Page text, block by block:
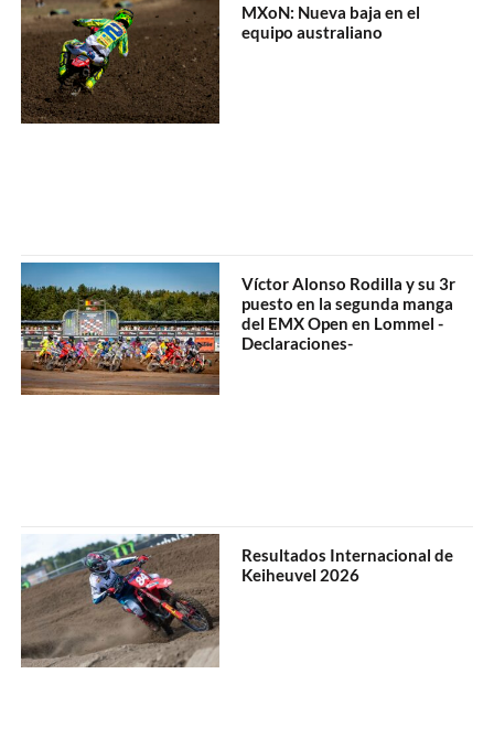
MXoN: Nueva baja en el
equipo australiano
Víctor Alonso Rodilla y su 3r
puesto en la segunda manga
del EMX Open en Lommel -
Declaraciones-
Resultados Internacional de
Keiheuvel 2026